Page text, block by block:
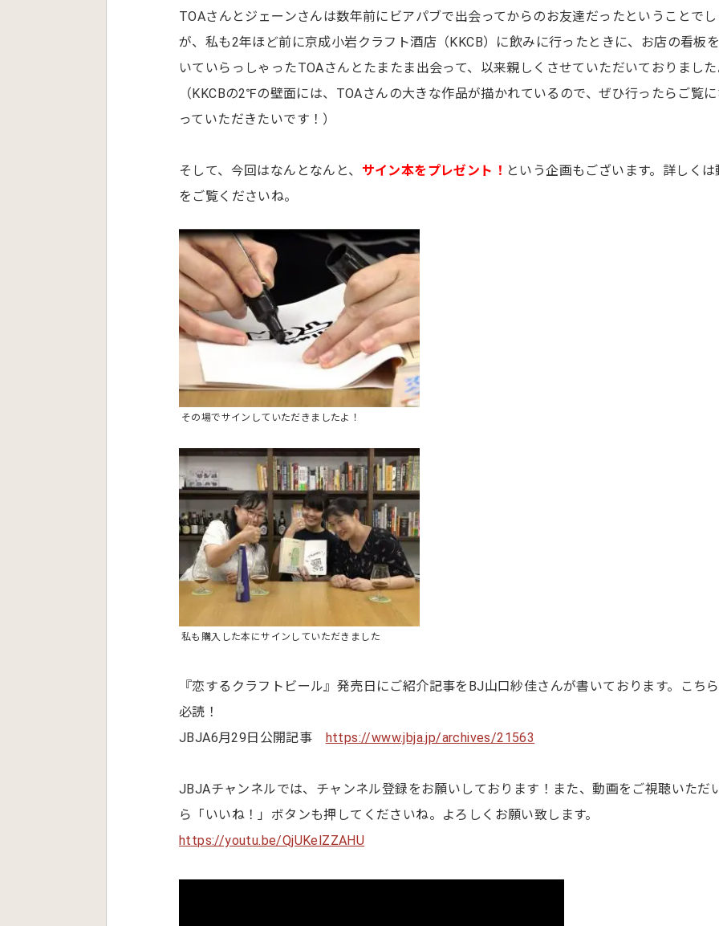
TOAさんとジェーンさんは数年前にビアパブで出会ってからのお友達だったということで
が、私も2年ほど前に京成小岩クラフト酒店（KKCB）に飲みに行ったときに、お店の看板
いていらっしゃったTOAさんとたまたま出会って、以来親しくさせていただいておりまし
（KKCBの2℉の壁面には、TOAさんの大きな作品が描かれているので、ぜひ行ったらご覧
っていただきたいです！）
そして、今回はなんとなんと、 サイン本をプレゼント！ という企画もございます。詳しくは
をご覧くださいね。
その場でサインしていただきましたよ！
私も購入した本にサインしていただきました
『恋するクラフトビール』発売日にご紹介記事をBJ山口紗佳さんが書いております。こち
必読！
JBJA6月29日公開記事
https://www.jbja.jp/archives/21563
JBJAチャンネルでは、チャンネル登録をお願いしております！また、動画をご視聴いただ
ら「いいね！」ボタンも押してくださいね。よろしくお願い致します。
https://youtu.be/QjUKelZZAHU